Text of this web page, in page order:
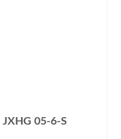
05-6-S